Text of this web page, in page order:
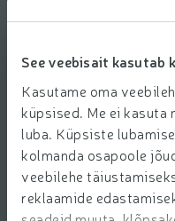
See veebisait kasutab
Kasutame oma
küpsised. Me ei kasuta
luba. Küpsiste
kolmanda osapoole
veebilehe
reklaamide